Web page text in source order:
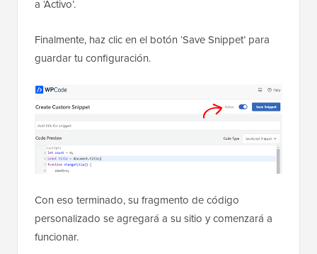
a ‘Activo’.
Finalmente, haz clic en el botón ‘Save Snippet’ para
guardar tu configuración.
Con eso terminado, su fragmento de código
personalizado se agregará a su sitio y comenzará a
funcionar.